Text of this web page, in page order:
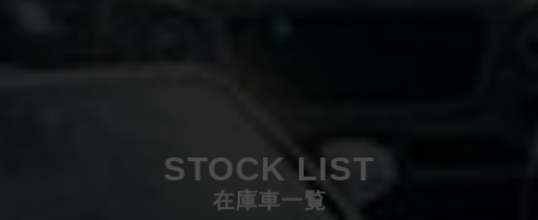
STOCK LIST
在庫車一覧